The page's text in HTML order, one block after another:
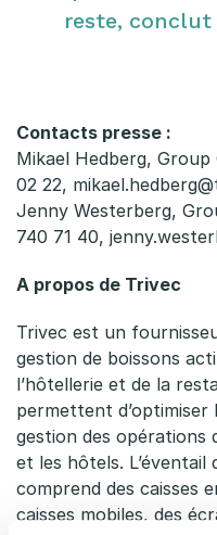
reste, conclut
Contacts presse :
Mikael Hedberg,
02 22,
Jenny Westerberg,
740 71 40,
A propos de Trivec
Trivec est un
gestion de boissons
l’hôtellerie et de la
permettent
gestion des opérations
et les hôtels. L’éventail
comprend des caisses
caisses mobiles, des